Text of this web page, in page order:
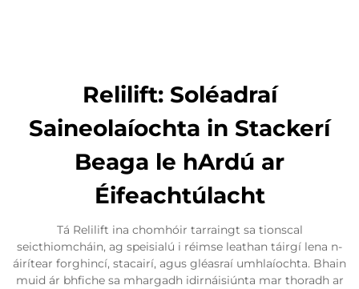
Relilift: Soléadraí
Saineolaíochta in Stackerí
Beaga le hArdú ar
Éifeachtúlacht
Tá Relilift ina chomhóir tarraingt sa tionscal
seicthiomcháin, ag speisialú i réimse leathan táirgí lena n-
áirítear forghincí, stacairí, agus gléasraí umhlaíochta. Bhain
muid ár bhfiche sa mhargadh idirnáisiúnta mar thoradh ar